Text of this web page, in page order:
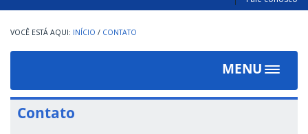
INÍCIO / CONTATO
MENU
Toggle
Contato